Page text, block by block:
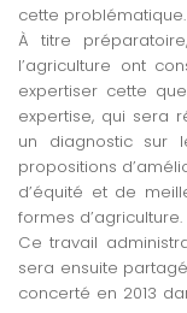
cette problématique.
À titre
l’agriculture ont
expertiser cette
expertise, qui sera
un diagnostic sur
propositions
d’équité et de
formes d’agriculture.
Ce travail
sera ensuite
concerté en 2013